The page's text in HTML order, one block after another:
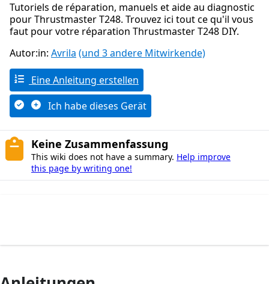
Tutoriels de réparation, manuels et aide au diagnostic
pour Thrustmaster T248. Trouvez ici tout ce qu'il vous
faut pour votre réparation Thrustmaster T248 DIY.
Autor:in: Avrila (und 3 andere Mitwirkende)
Eine Anleitung erstellen
Ich habe dieses Gerät
Keine Zusammenfassung
This wiki does not have a summary. Help improve
this page by writing one!